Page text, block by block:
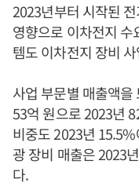
2023년부터 시작된
영향으로 이차전지
템도 이차전지 장비
사업 부문별 매출액
53억 원으로 2023년
비중도 2023년
광 장비 매출은 2023
다.